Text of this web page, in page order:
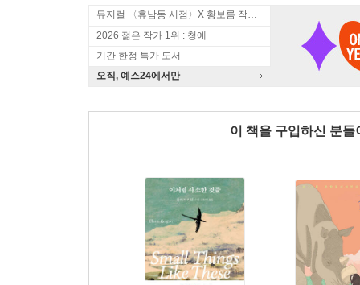
뮤지컬 〈휴남동 서점〉X 황보름 작가 북토크
2026 젊은 작가 1위 : 청예
기간 한정 특가 도서
오직, 예스24에서만
이 책을 구입하신 분